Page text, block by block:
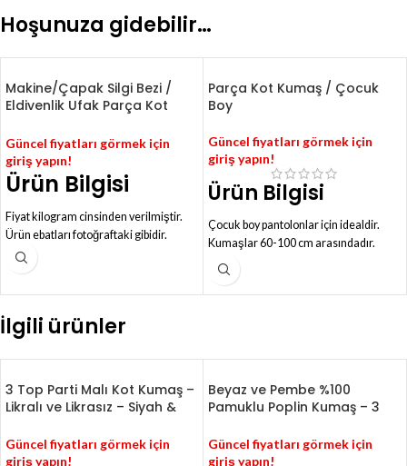
Hoşunuza gidebilir…
Makine/Çapak Silgi Bezi /
Eldivenlik Ufak Parça Kot
Güncel fiyatları görmek için
giriş yapın!
Ürün Bilgisi
Fiyat kilogram cinsinden verilmiştir.
Ürün ebatları fotoğraftaki gibidir.
Endüstriyel silgi bezi olarak
kullanılabilir.
kullanılabilir.
Parçalar birleştirilip çok ucuza işçi
pantolonu veya bebek için kot etek bile
Parça Kot Kumaş / Çocuk
Boy
Güncel fiyatları görmek için
giriş yapın!
Ürün Bilgisi
Çocuk boy pantolonlar için idealdir.
Kumaşlar 60-100 cm arasındadır.
Yaklaşık 1000 kg ürün vardır.
Likralı ve likrasız parçalar içerir.
Kumaşlarda hata yoktur.
İlgili ürünler
3 Top Parti Malı Kot Kumaş –
Likralı ve Likrasız – Siyah &
Güncel fiyatları görmek için
giriş yapın!
Beyaz ve Pembe %100
Pamuklu Poplin Kumaş – 3
Güncel fiyatları görmek için
giriş yapın!